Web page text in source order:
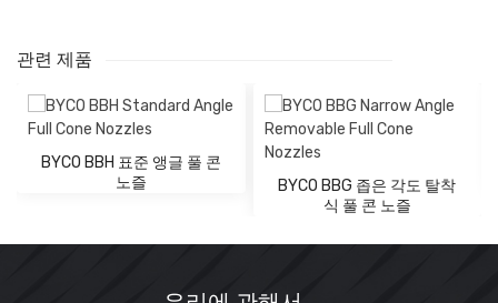
1/2''
10
102 116
20
14.3 8.7 90 128 146 175 200 220 240
30
18.3 115 135 191 220 265
12.7 11.1 124 149 170 189 205 220
265 300 330
35
19.2 11.1 135 157 225 255 310 355 390 425 455
관련 제품
BYCO BBH 표준 앵글 풀 콘
노즐
BYCO BBG 좁은 각도 탈착
식 풀 콘 노즐